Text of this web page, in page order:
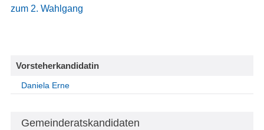
zum 2. Wahlgang
Vorsteherkandidatin
Daniela Erne
Gemeinderatskandidaten